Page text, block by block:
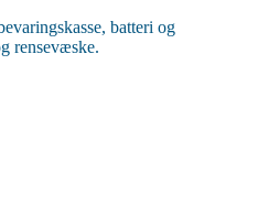
batteri og
rensevæske.